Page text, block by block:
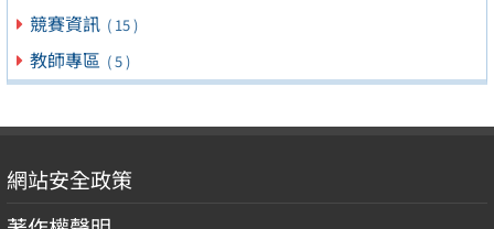
競賽資訊 ( 15 )
教師專區 ( 5 )
網站安全政策